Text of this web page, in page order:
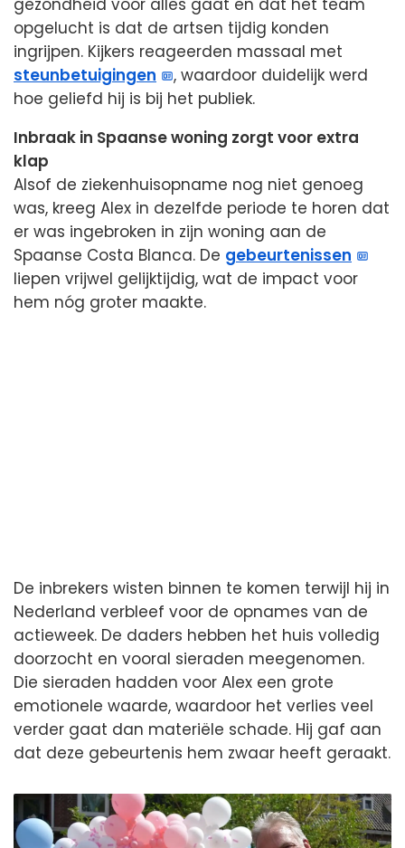
gezondheid voor alles gaat en dat het team
opgelucht is dat de artsen tijdig konden
ingrijpen. Kijkers reageerden massaal met
steunbetuigingen
, waardoor duidelijk werd
hoe geliefd hij is bij het publiek.
Inbraak in Spaanse woning zorgt voor extra
klap
Alsof de ziekenhuisopname nog niet genoeg
was, kreeg Alex in dezelfde periode te horen dat
er was ingebroken in zijn woning aan de
Spaanse Costa Blanca. De gebeurtenissen
liepen vrijwel gelijktijdig, wat de impact voor
hem nóg groter maakte.
De inbrekers wisten binnen te komen terwijl hij in
Nederland verbleef voor de opnames van de
actieweek. De daders hebben het huis volledig
doorzocht en vooral sieraden meegenomen.
Die sieraden hadden voor Alex een grote
emotionele waarde, waardoor het verlies veel
verder gaat dan materiële schade. Hij gaf aan
dat deze gebeurtenis hem zwaar heeft geraakt.